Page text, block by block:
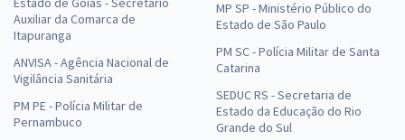
Auxiliar da Comarca de
Itapuranga
ANVISA - Agência Nacional de
Vigilância Sanitária
PM PE - Polícia Militar de
Pernambuco
MP SP - Ministério Público do
Estado de São Paulo
PM SC - Polícia Militar de Santa
Catarina
SEDUC RS - Secretaria de
Estado da Educação do Rio
Grande do Sul